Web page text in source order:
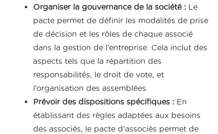
Organiser la gouvernance de la société : Le
pacte permet de définir les modalités de prise
de décision et les rôles de chaque associé
dans la gestion de l’entreprise. Cela inclut des
aspects tels que la répartition des
responsabilités, le droit de vote, et
l’organisation des assemblées.
Prévoir des dispositions spécifiques : En
établissant des règles adaptées aux besoins
des associés, le pacte d’associés permet de